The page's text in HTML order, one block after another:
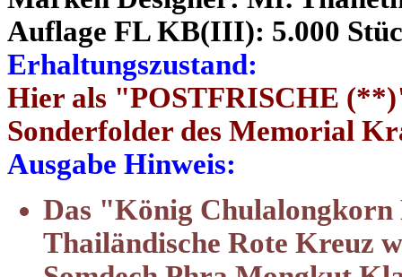
Auflage FL KB(III): 5.000
Erhaltungszustand:
Hier als "POSTFRISCHE
Sonderfolder des Memorial
Ausgabe Hinweis:
Das "König
Thailändische Rote Kreuz